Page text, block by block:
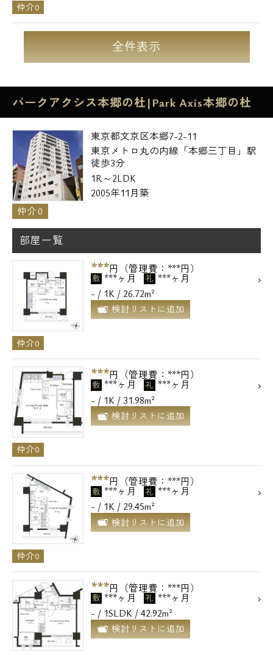
仲介0
全件表示
パークアクシス本郷の杜|Park Axis本郷の杜
東京都文京区本郷7-2-11
東京メトロ丸の内線「本郷三丁目」駅
徒歩3分
1R～2LDK
2005年11月築
仲介0
部屋一覧
***円（管理費：***円）
敷 ***ヶ月 礼 ***ヶ月
- / 1K / 26.72m²
検討リストに追加
仲介0
***円（管理費：***円）
敷 ***ヶ月 礼 ***ヶ月
- / 1K / 31.98m²
検討リストに追加
仲介0
***円（管理費：***円）
敷 ***ヶ月 礼 ***ヶ月
- / 1K / 29.45m²
検討リストに追加
仲介0
***円（管理費：***円）
敷 ***ヶ月 礼 ***ヶ月
- / 1SLDK / 42.92m²
検討リストに追加